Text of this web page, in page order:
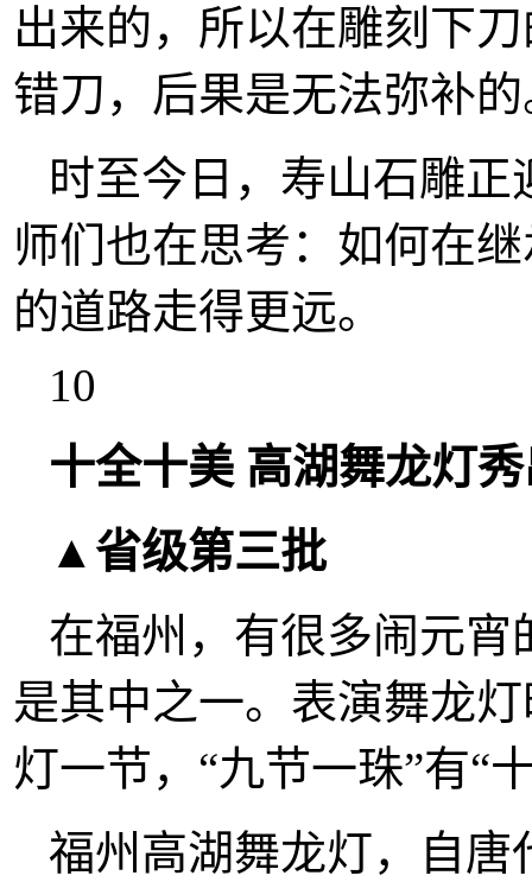
出来的，所以在雕刻下
错刀，后果是无法弥补
时至今日，寿山石雕
师们也在思考：如何在
的道路走得更远。
10
十全十美 高湖舞龙灯
▲省级第三批
在福州，有很多闹元
是其中之一。表演舞龙
灯一节，“九节一珠”有“
福州高湖舞龙灯，自唐